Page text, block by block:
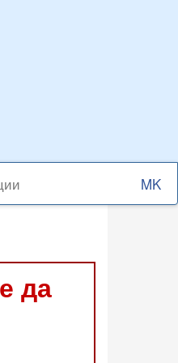
Select
your
да